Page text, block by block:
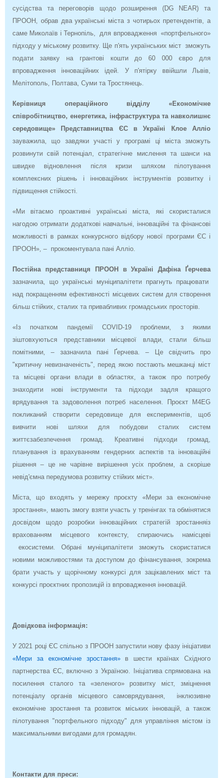
сусідства та переговорів щодо розширення (DG NEAR) та
ПРООН, обрав два українські міста з чотирьох претендентів, а
саме Миколаїв і Тернопіль, для впровадження «портфельного»
підходу у міському розвитку. Ще п'ять українських міст зможуть
подати заявку на грантові кошти до 60 000 євро для
впровадження інноваційних ідей. У п'ятірку ввійшли Львів,
Мелітополь, Полтава, Суми та Тростянець.
Керівниця операційного відділу «Економічне
співробітництво, енергетика, інфраструктура та навколишнє
середовище» Представництва ЄС в Україні Клое Алліо
зауважила, що завдяки участі у програмі ці міста зможуть
розвинути свій потенціал, стратегічне мислення та шанси на
швидке відновлення після кризи шляхом пілотування
комплексних рішень і інноваційних інструментів розвитку і
підвищення стійкості.
«Ми вітаємо проактивні українські міста, які скористалися
нагодою отримати додаткові навчальні, інноваційні та фінансові
можливості в рамках конкурсного відбору нової програми ЄС і
ПРООН», – прокоментувала пані Алліо.
Постійна представниця ПРООН в Україні Дафіна Ґерчева
зазначила, що українські муніципалітети прагнуть працювати
над покращенням ефективності місцевих систем для створення
більш стійких, сталих та привабливих громадських просторів.
«Із початком пандемії COVID-19 проблеми, з якими
зіштовхуються представники місцевої влади, стали більш
помітними, – зазначила пані Ґерчева. – Це свідчить про
"критичну невизначеність", перед якою постають мешканці міст
та місцеві органи влади в областях, а також про потребу
знаходити нові інструменти та підходи задля кращого
врядування та задоволення потреб населення. Проєкт M4EG
покликаний створити середовище для експериментів, щоб
вивчити нові шляхи для побудови сталих систем
життєзабезпечення громад. Креативні підходи громад,
планування із врахуванням гендерних аспектів та інноваційні
рішення – це не чарівне вирішення усіх проблем, а скоріше
невід'ємна передумова розвитку стійких міст».
Міста, що входять у мережу проєкту «Мери за економічне
зростання», мають змогу взяти участь у тренінгах та обмінятися
досвідом щодо розробки інноваційних стратегій зростанняіз
врахованням місцевого контексту, спираючись намісцеві
екосистеми. Обрані муніципалітети зможуть скористатися
новими можливостями та доступом до фінансування, зокрема
брати участь у щорічному конкурсі для зацікавлених міст та
конкурсі проєктних пропозицій із впровадження інновацій.
Довідкова інформація:
У 2021 році ЄС спільно з ПРООН запустили нову фазу ініціативи
«Мери за економічне зростання»в шести країнах Східного
партнерства ЄС, включно з Україною. Ініціатива спрямована на
посилення сталого та «зеленого» розвитку міст, зміцнення
потенціалу органів місцевого самоврядування, інклюзивне
економічне зростання та розвиток міських інновацій, а також
пілотування "портфельного підходу" для управління містом із
максимальними вигодами для громадян.
Контакти для преси: